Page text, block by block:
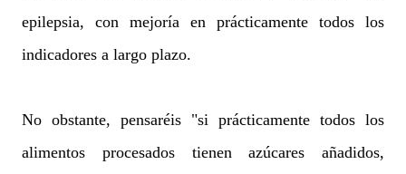
epilepsia, con mejoría en prácticamente todos los
indicadores a largo plazo.
No obstante, pensaréis "si prácticamente todos los
alimentos procesados tienen azúcares añadidos,